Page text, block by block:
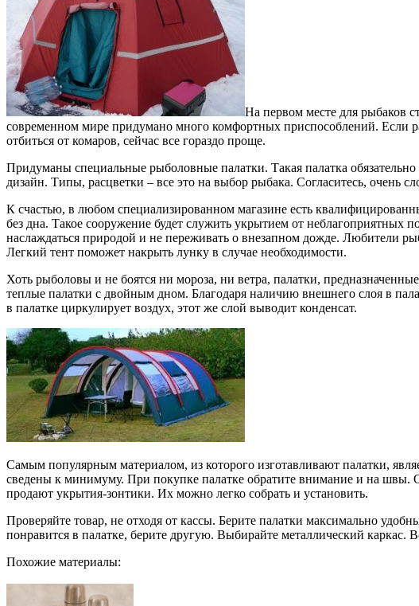
На первом месте для рыбаков
современном мире придумано много комфортных приспособлений. Если
отбиться от комаров, сейчас все гораздо проще.
Придуманы специальные рыболовные палатки. Такая палатка
дизайн. Типы, расцветки – все это на выбор рыбака. Согласитесь, очень
К счастью, в любом специализированном магазине есть
без дна. Такое сооружение будет служить укрытием от
наслаждаться природой и не переживать о внезапном дожде. Любители
Легкий тент поможет накрыть лунку в случае необходимости.
Хоть рыболовы и не боятся ни мороза, ни ветра, палатки,
теплые палатки с двойным дном. Благодаря наличию внешнего слоя в
в палатке циркулирует воздух, этот же слой выводит конденсат.
Самым популярным материалом, из которого изготавливают палатки,
сведены к минимуму. При покупке палатке обратите внимание и на
продают укрытия-зонтики. Их можно легко собрать и установить.
Проверяйте товар, не отходя от кассы. Берите палатки максимально
понравится в палатке, берите другую. Выбирайте металлический каркас.
Похожие материалы: